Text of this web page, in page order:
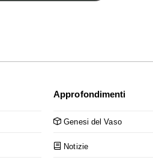
Approfondimenti
Genesi del Vaso
Notizie